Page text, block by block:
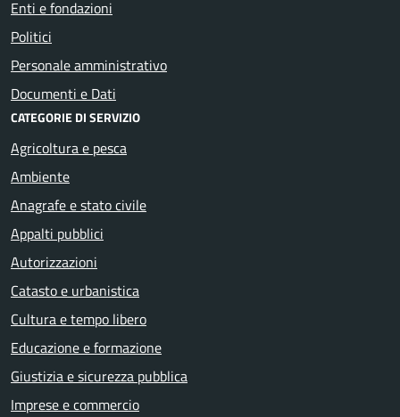
Enti e fondazioni
Politici
Personale amministrativo
Documenti e Dati
CATEGORIE DI SERVIZIO
Agricoltura e pesca
Ambiente
Anagrafe e stato civile
Appalti pubblici
Autorizzazioni
Catasto e urbanistica
Cultura e tempo libero
Educazione e formazione
Giustizia e sicurezza pubblica
Imprese e commercio